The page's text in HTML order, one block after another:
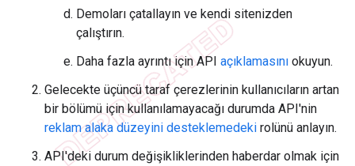
Demoları çatallayın ve kendi sitenizden
çalıştırın.
Daha fazla ayrıntı için API açıklamasını okuyun.
Gelecekte üçüncü taraf çerezlerinin kullanıcıların artan
bir bölümü için kullanılamayacağı durumda API'nin
reklam alaka düzeyini desteklemedeki rolünü anlayın.
API'deki durum değişikliklerinden haberdar olmak için